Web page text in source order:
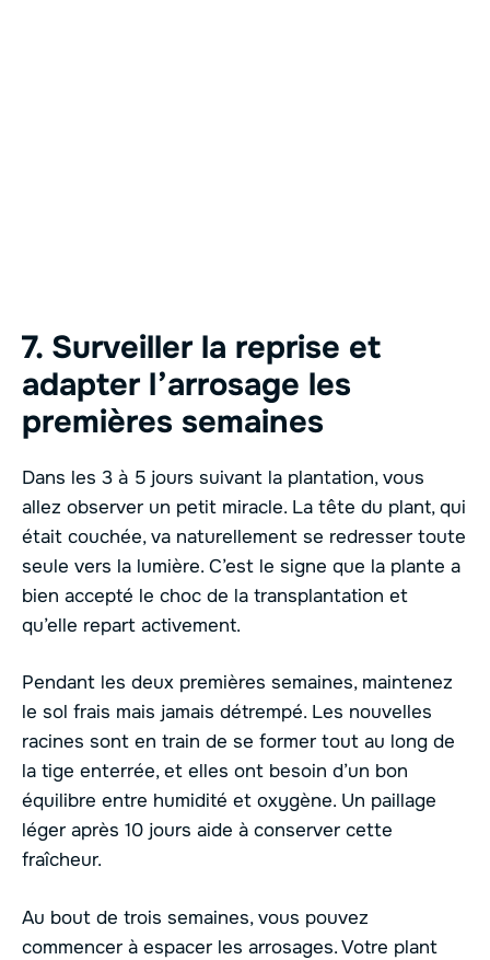
7. Surveiller la reprise et
adapter l’arrosage les
premières semaines
Dans les 3 à 5 jours suivant la plantation, vous
allez observer un petit miracle. La tête du plant, qui
était couchée, va naturellement se redresser toute
seule vers la lumière. C’est le signe que la plante a
bien accepté le choc de la transplantation et
qu’elle repart activement.
Pendant les deux premières semaines, maintenez
le sol frais mais jamais détrempé. Les nouvelles
racines sont en train de se former tout au long de
la tige enterrée, et elles ont besoin d’un bon
équilibre entre humidité et oxygène. Un paillage
léger après 10 jours aide à conserver cette
fraîcheur.
Au bout de trois semaines, vous pouvez
commencer à espacer les arrosages. Votre plant